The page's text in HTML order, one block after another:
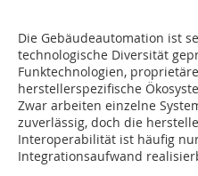
Die Gebäudeautomation ist
technologische Diversität
Funktechnologien,
herstellerspezifische
Zwar arbeiten einzelne
zuverlässig, doch die
Interoperabilität ist häufig
Integrationsaufwand